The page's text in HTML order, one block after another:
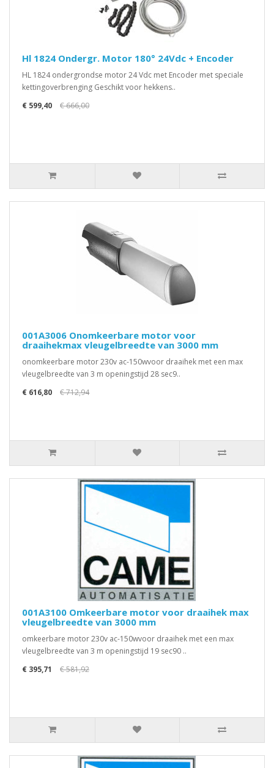
Hl 1824 Ondergr. Motor 180° 24Vdc + Encoder
HL 1824 ondergrondse motor 24 Vdc met Encoder met speciale
kettingoverbrenging Geschikt voor hekkens..
€ 599,40
€ 666,00
001A3006 Onomkeerbare motor voor
draaihekmax vleugelbreedte van 3000 mm
onomkeerbare motor 230v ac-150wvoor draaihek met een max
vleugelbreedte van 3 m openingstijd 28 sec9..
€ 616,80
€ 712,94
001A3100 Omkeerbare motor voor draaihek max
vleugelbreedte van 3000 mm
omkeerbare motor 230v ac-150wvoor draaihek met een max
vleugelbreedte van 3 m openingstijd 19 sec90 ..
€ 395,71
€ 581,92